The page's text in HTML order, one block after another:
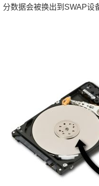
分数据会被换出到SWAP设